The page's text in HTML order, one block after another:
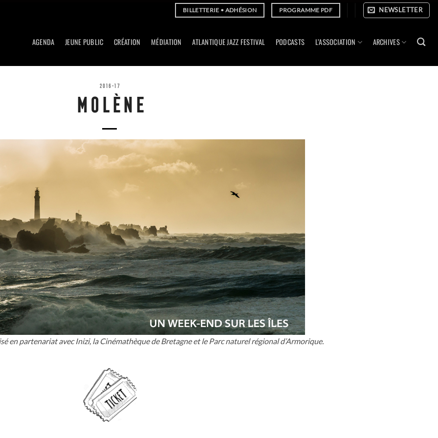
BILLETTERIE • ADHÉSION PROGRAMME PDF NEWSLETTER
AGENDA JEUNE PUBLIC CRÉATION MÉDIATION ATLANTIQUE JAZZ FESTIVAL PODCASTS L’ASSOCIATION ARCHIVES
2016-17
MOLÈNE
en partenariat avec Inizi, la Cinémathèque de Bretagne et le Parc naturel régional d’Armorique.